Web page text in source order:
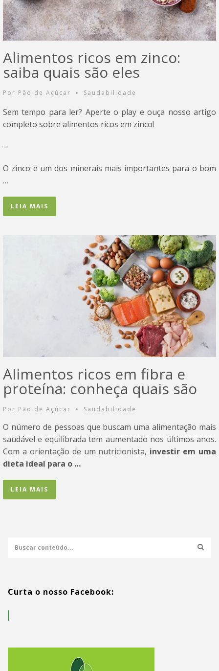
Alimentos ricos em zinco:
saiba quais são eles
Por Pão de Açúcar • Saudabilidade
Sem tempo para ler? Aperte o play e ouça nosso artigo
completo sobre alimentos ricos em zinco!
–
O zinco é um dos minerais mais importantes para o bom
…
LEIA MAIS
Alimentos ricos em fibra e
proteína: conheça quais são
Por Pão de Açúcar • Saudabilidade
O número de pessoas que buscam uma alimentação mais
saudável e equilibrada tem aumentado nos últimos anos.
Com a orientação de um nutricionista, investir em uma
dieta ideal para o …
LEIA MAIS
Curta o nosso Facebook: